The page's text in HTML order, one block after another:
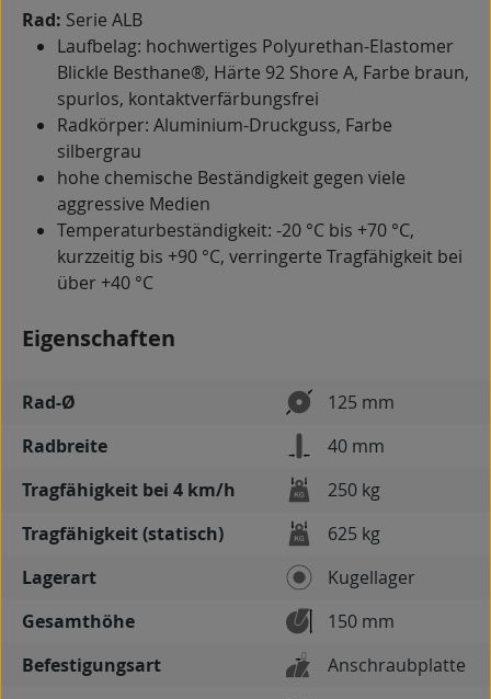
Rad: Serie ALB
Laufbelag: hochwertiges Polyurethan-Elastomer
Blickle Besthane®, Härte 92 Shore A, Farbe braun,
spurlos, kontaktverfärbungsfrei
Radkörper: Aluminium-Druckguss, Farbe
silbergrau
hohe chemische Beständigkeit gegen viele
aggressive Medien
Temperaturbeständigkeit: -20 °C bis +70 °C,
kurzzeitig bis +90 °C, verringerte Tragfähigkeit bei
über +40 °C
Eigenschaften
Rad-Ø
125 mm
Radbreite
40 mm
Tragfähigkeit bei 4 km/h
250 kg
Tragfähigkeit (statisch)
625 kg
Lagerart
Kugellager
Gesamthöhe
150 mm
Befestigungsart
Anschraubplatte